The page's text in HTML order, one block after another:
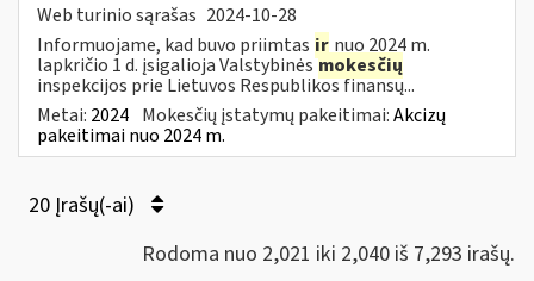
Web turinio sąrašas 2024-10-28
Informuojame, kad buvo priimtas ir nuo 2024 m.
lapkričio 1 d. įsigalioja Valstybinėsmokesčių
inspekcijos prie Lietuvos Respublikos finansų...
Metai: 2024 Mokesčių įstatymų pakeitimai:Akcizų
pakeitimai nuo 2024 m.
20 Įrašų(-ai)
Rodoma nuo 2,021 iki 2,040 iš 7,293 irašų.